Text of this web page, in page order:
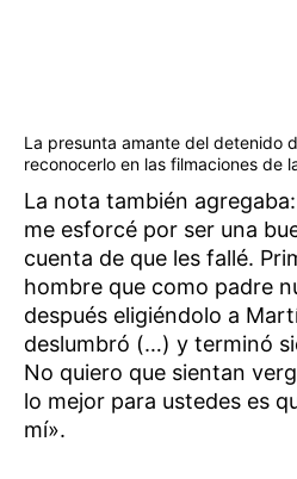
La presunta amante del detenido
reconocerlo en las filmaciones de
La nota también
me esforcé por ser una
cuenta de que les fallé.
hombre que como padre
después eligiéndolo a
deslumbró (…) y terminó
No quiero que sientan
lo mejor para ustedes es
mí».